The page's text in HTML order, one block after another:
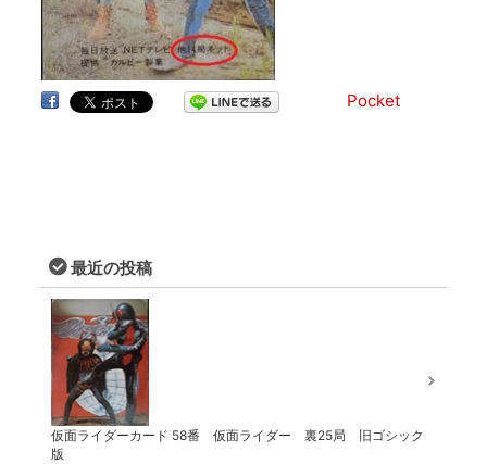
Pocket
最近の投稿
仮面ライダーカード 58番 仮面ライダー 裏25局 旧ゴシック
版